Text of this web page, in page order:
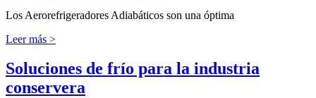
Los Aerorefrigeradores Adiabáticos son una óptima
Leer más >
Soluciones de frío para la industria
conservera